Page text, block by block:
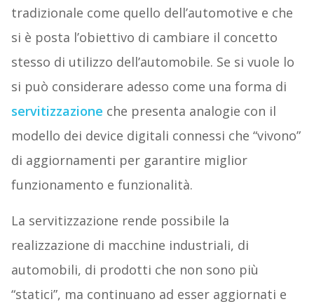
tradizionale come quello dell’automotive e che
si è posta l’obiettivo di cambiare il concetto
stesso di utilizzo dell’automobile. Se si vuole lo
si può considerare adesso come una forma di
servitizzazione che presenta analogie con il
modello dei device digitali connessi che “vivono”
di aggiornamenti per garantire miglior
funzionamento e funzionalità.
La servitizzazione rende possibile la
realizzazione di macchine industriali, di
automobili, di prodotti che non sono più
“statici”, ma continuano ad esser aggiornati e